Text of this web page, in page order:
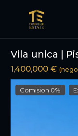
Vila unica |
1,400,000 €
Comision 0%